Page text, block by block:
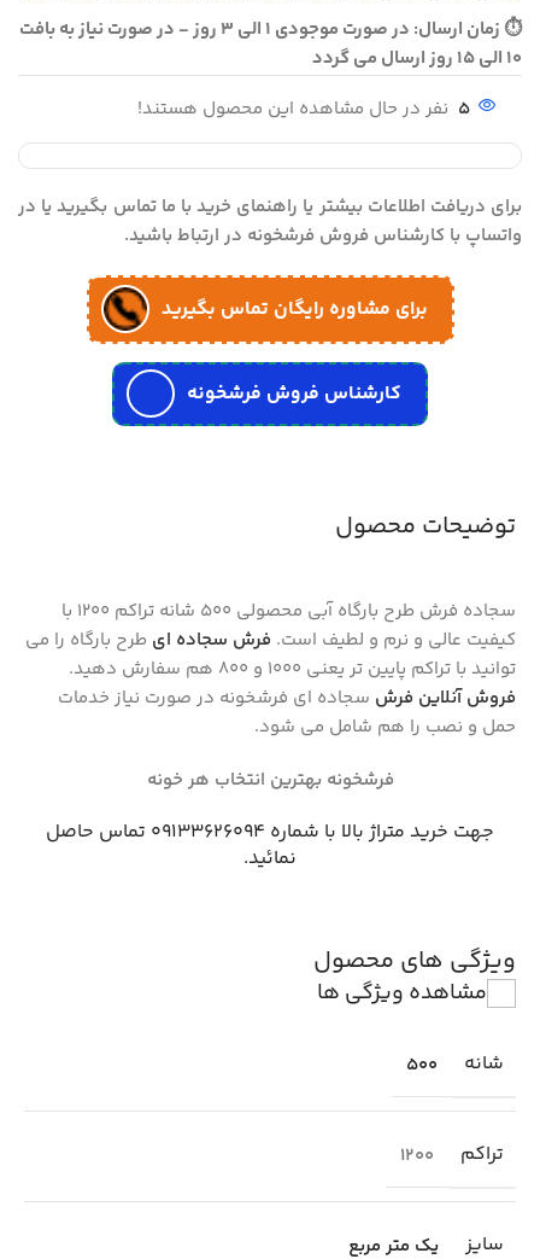
⏱ زمان ارسال: در صورت موجودی 1 الی 3 روز - در صورت نیاز به بافت
10 الی 15 روز ارسال می گردد
5 نفر در حال مشاهده این محصول هستند!
برای دریافت اطلاعات بیشتر یا راهنمای خرید با ما تماس بگیرید یا در
واتساپ با کارشناس فروش فرشخونه در ارتباط باشید.
برای مشاوره رایگان تماس بگیرید
کارشناس فروش فرشخونه
توضیحات محصول
سجاده فرش طرح بارگاه آبی محصولی 500 شانه تراکم 1200 با
کیفیت عالی و نرم و لطیف است. فرش سجاده ای طرح بارگاه را می
توانید با تراکم پایین تر یعنی 1000 و 800 هم سفارش دهید.
فروش آنلاین فرش سجاده ای فرشخونه در صورت نیاز خدمات
حمل و نصب را هم شامل می شود.
فرشخونه بهترین انتخاب هر خونه
جهت خرید متراژ بالا با شماره 09133626094 تماس حاصل
نمائید.
ویژگی های محصول
مشاهده ویژگی ها
شانه 500
تراکم 1200
سایز یک متر مربع